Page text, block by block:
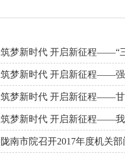
筑梦新时代 开启新征程——“
筑梦新时代 开启新征程——强
筑梦新时代 开启新征程——甘
筑梦新时代 开启新征程——我
陇南市院召开2017年度机关